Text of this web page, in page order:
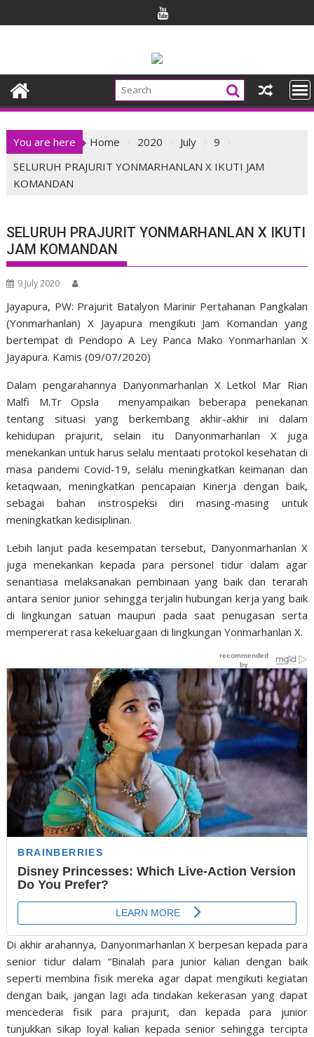
to
You are here Home 2020 July
9
SELURUH PRAJURIT YONMARHANLAN X IKUTI JAM
KOMANDAN
SELURUH PRAJURIT YONMARHANLAN X IKUTI
JAM KOMANDAN
9 July 2020
Jayapura, PW: Prajurit Batalyon Marinir Pertahanan Pangkalan
(Yonmarhanlan) X Jayapura mengikuti Jam Komandan yang
bertempat di Pendopo A Ley Panca Mako Yonmarhanlan X
Jayapura. Kamis (09/07/2020)
Dalam pengarahannya Danyonmarhanlan X Letkol Mar Rian
Malfi M.Tr Opsla menyampaikan beberapa penekanan
tentang situasi yang berkembang akhir-akhir ini dalam
kehidupan prajurit, selain itu Danyonmarhanlan X juga
menekankan untuk harus selalu mentaati protokol kesehatan di
masa pandemi Covid-19, selalu meningkatkan keimanan dan
ketaqwaan, meningkatkan pencapaian Kinerja dengan baik,
sebagai bahan instrospeksi diri masing-masing untuk
meningkatkan kedisiplinan.
Lebih lanjut pada kesempatan tersebut, Danyonmarhanlan X
juga menekankan kepada para personel tidur dalam agar
senantiasa melaksanakan pembinaan yang baik dan terarah
antara senior junior sehingga terjalin hubungan kerja yang baik
di lingkungan satuan maupun pada saat penugasan serta
mempererat rasa kekeluargaan di lingkungan Yonmarhanlan X.
Di akhir arahannya, Danyonmarhanlan X berpesan kepada para
senior tidur dalam “Binalah para junior kalian dengan baik
seperti membina fisik mereka agar dapat mengikuti kegiatan
dengan baik, jangan lagi ada tindakan kekerasan yang dapat
mencederai fisik para prajurit, dan kepada para junior
tunjukkan sikap loyal kalian kepada senior sehingga tercipta